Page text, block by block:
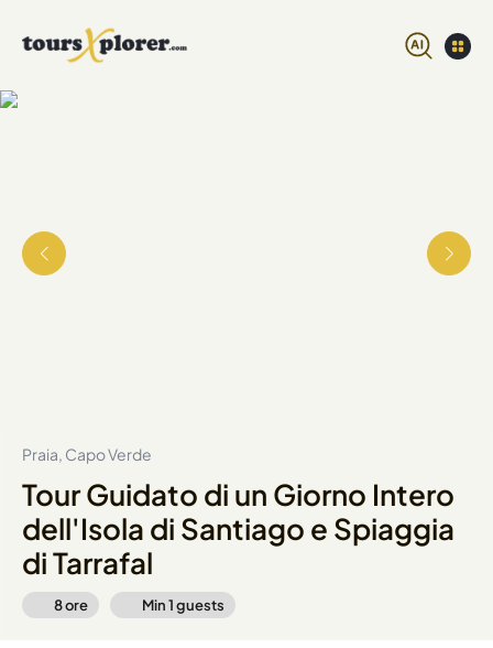
Praia, Capo Verde
Tour Guidato di un Giorno Intero
dell'Isola di Santiago e Spiaggia
di Tarrafal
8 ore Min1guests